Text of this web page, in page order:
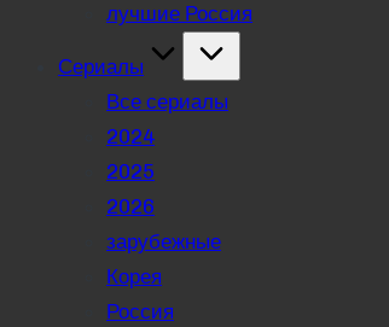
лучшие Россия
Сериалы
Все сериалы
2024
2025
2026
зарубежные
Корея
Россия